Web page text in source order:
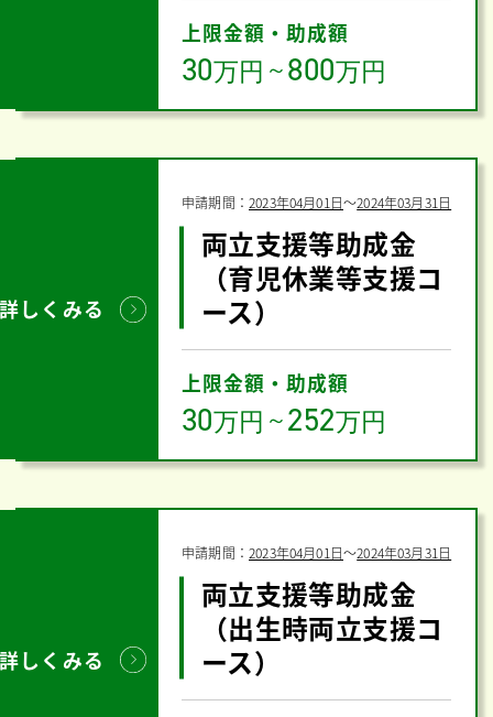
上限金額・助成額
30万円 ～800万円
詳しくみる
申請期間：2023年04月01日〜2024年03月31日
両立支援等助成金
（育児休業等支援コ
ース）
上限金額・助成額
30万円 ～252万円
詳しくみる
申請期間：2023年04月01日〜2024年03月31日
両立支援等助成金
（出生時両立支援コ
ース）